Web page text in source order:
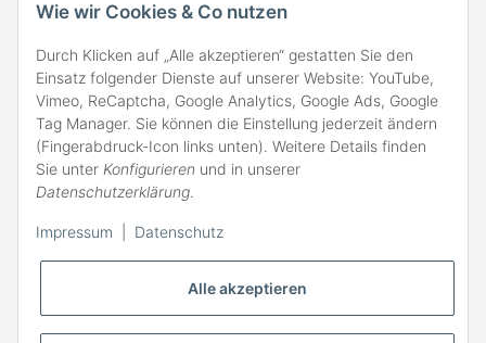
Alle akzeptieren
Wie wir Cookies & Co nutzen
Durch Klicken auf „Alle akzeptieren“ gestatten Sie den
Einsatz folgender Dienste auf unserer Website: YouTube,
Vimeo, ReCaptcha, Google Analytics, Google Ads, Google
Tag Manager. Sie können die Einstellung jederzeit ändern
(Fingerabdruck-Icon links unten). Weitere Details finden
Sie unter Konfigurieren und in unserer
Datenschutzerklärung.
Impressum Datenschutz
ZAHLARTEN